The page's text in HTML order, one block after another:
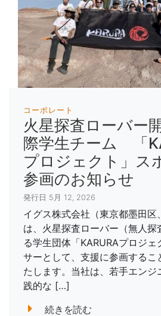
コーポレート
火星探査ローバー
際学生チーム 「
プロジェクト」ス
参画のお知らせ
発行日 5月 12, 2026
イグス株式会社（東京都墨田区
は、火星探査ローバー（無人探
る学生団体「KARURAプロジェ
サーとして、支援に参画するこ
たします。当社は、若手エンジ
践的な […]
続きを読む